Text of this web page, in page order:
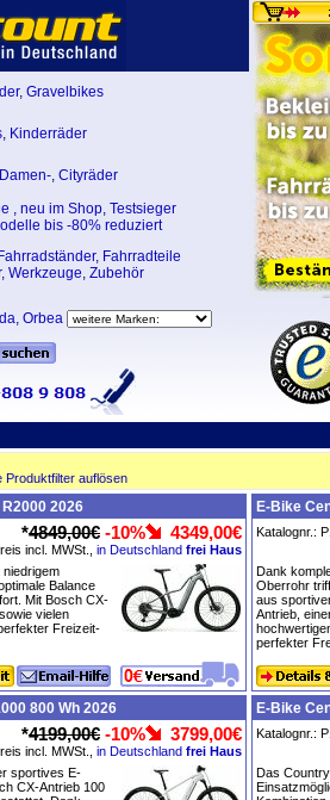
, Gravelbikes
, Kinderräder
Damen-, Cityräder
, neu im Shop, Testsieger
bis -80% reduziert
Fahrradständer, Fahrradteile
, Werkzeuge, Zubehör
, Orbea
Produktfilter auflösen
2026
*4849,00€ -10% 4349,00€
incl. MWSt., in Deutschland frei Haus
Balance
Mit Bosch CX-
vielen
Freizeit-
E-Bike
Katalognr.:
Dank
Oberrohr
aus
Antrieb,
perfekter
800 Wh 2026
*4199,00€ -10% 3799,00€
incl. MWSt., in Deutschland frei Haus
sportives E-
CX-Antrieb 100
E-Bike
Katalognr.:
Das